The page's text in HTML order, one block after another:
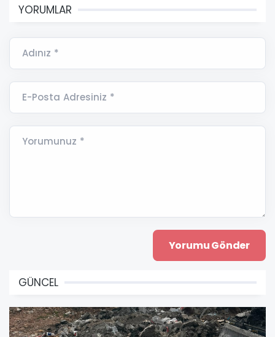
YORUMLAR
Adınız *
E-Posta Adresiniz *
Yorumunuz *
GÜNCEL